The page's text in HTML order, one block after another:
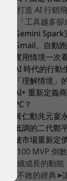
打造 AI 行銷
「工具越多
Gemini
Gmail、自動
實用情境一次
AI 時代的行動
「理解情境」
AI+ 重新定義
PC？
黃仁勳兆元宴
低調的二代鄭
被市場重新定
100 MVP 倒
續成長的動能
不敗的經典➤